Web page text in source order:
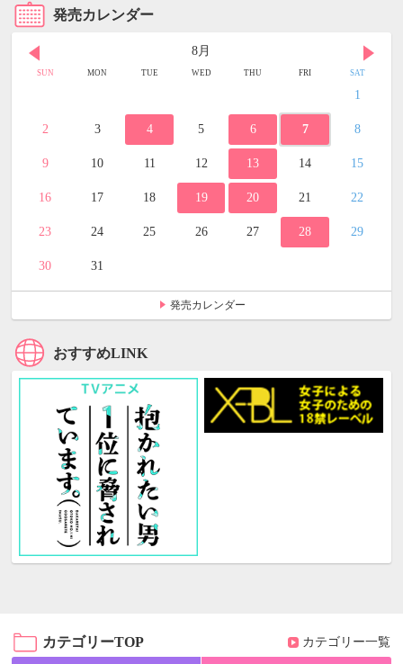
発売カレンダー
8月
SUN MON TUE WED THU FRI SAT
1
2 3 4 5 6 7 8
9 10 11 12 13 14 15
16 17 18 19 20 21 22
23 24 25 26 27 28 29
30 31
発売カレンダー
おすすめLINK
カテゴリーTOP カテゴリー一覧